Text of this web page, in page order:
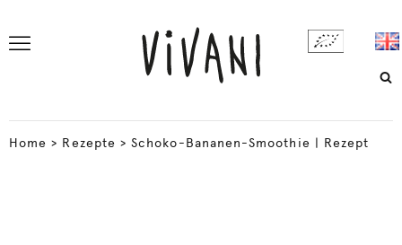
Home > Rezepte >Schoko-Bananen-Smoothie | Rezept